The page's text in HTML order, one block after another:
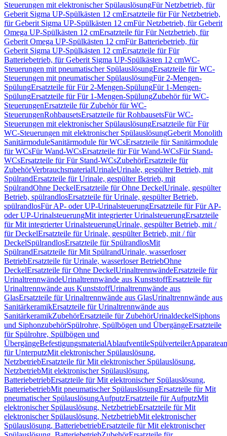
Steuerungen mit elektronischer SpülauslösungFür Netzbetrieb, für
Geberit Sigma UP-Spülkästen 12 cmErsatzteile für Für Netzbetrieb,
für Geberit Sigma UP-Spülkästen 12 cmFür Netzbetrieb, für Geberit
Omega UP-Spülkästen 12 cmErsatzteile für Für Netzbetrieb, für
Geberit Omega UP-Spülkästen 12 cmFür Batteriebetrieb, für
Geberit Sigma UP-Spülkästen 12 cmErsatzteile für Für
Batteriebetrieb, für Geberit Sigma UP-Spülkästen 12 cmWC-
Steuerungen mit pneumatischer SpülauslösungErsatzteile für WC-
Steuerungen mit pneumatischer SpülauslösungFür 2-Mengen-
SpülungErsatzteile für Für 2-Mengen-SpülungFür 1-Mengen-
SpülungErsatzteile für Für 1-Mengen-SpülungZubehör für WC-
SteuerungenErsatzteile für Zubehör für WC-
SteuerungenRohbausetsErsatzteile für RohbausetsFür WC-
Steuerungen mit elektronischer SpülauslösungErsatzteile für Für
WC-Steuerungen mit elektronischer SpülauslösungGeberit Monolith
SanitärmoduleSanitärmodule für WCsErsatzteile für Sanitärmodule
für WCsFür Wand-WCsErsatzteile für Für Wand-WCsFür Stand-
WCsErsatzteile für Für Stand-WCsZubehörErsatzteile für
ZubehörVerbrauchsmaterialUrinaleUrinale, gespülter Betrieb, mit
SpülrandErsatzteile für Urinale, gespülter Betrieb, mit
SpülrandOhne DeckelErsatzteile für Ohne DeckelUrinale, gespülter
Betrieb, spülrandlosErsatzteile für Urinale, gespülter Betrieb,
spülrandlosFür AP- oder UP-UrinalsteuerungErsatzteile für Für AP-
oder UP-UrinalsteuerungMit integrierter UrinalsteuerungErsatzteile
für Mit integrierter UrinalsteuerungUrinale, gespülter Betrieb, mit /
für DeckelErsatzteile für Urinale, gespülter Betrieb, mit / für
DeckelSpülrandlosErsatzteile für SpülrandlosMit
SpülrandErsatzteile für Mit SpülrandUrinale, wasserloser
BetriebErsatzteile für Urinale, wasserloser BetriebOhne
DeckelErsatzteile für Ohne DeckelUrinaltrennwändeErsatzteile für
UrinaltrennwändeUrinaltrennwände aus KunststoffErsatzteile für
Urinaltrennwände aus KunststoffUrinaltrennwände aus
GlasErsatzteile für Urinaltrennwände aus GlasUrinaltrennwände aus
SanitärkeramikErsatzteile für Urinaltrennwände aus
SanitärkeramikZubehörErsatzteile für ZubehörUrinaldeckelSiphons
und SiphonzubehörSpülrohre, Spülbögen und ÜbergängeErsatzteile
für Spülrohre, Spülbögen und
ÜbergängeBefestigungsmaterialAblaufventileSpülverteiler
für UnterputzMit elektronischer Spülauslösung,
NetzbetriebErsatzteile für Mit elektronischer Spülauslösung,
NetzbetriebMit elektronischer Spülauslösung,
BatteriebetriebErsatzteile für Mit elektronischer Spülauslösung,
BatteriebetriebMit pneumatischer SpülauslösungErsatzteile für Mit
pneumatischer SpülauslösungAufputzErsatzteile für AufputzMit
elektronischer Spülauslösung, NetzbetriebErsatzteile für Mit
elektronischer Spülauslösung, NetzbetriebMit elektronischer
Spülauslösung, BatteriebetriebErsatzteile für Mit elektronischer